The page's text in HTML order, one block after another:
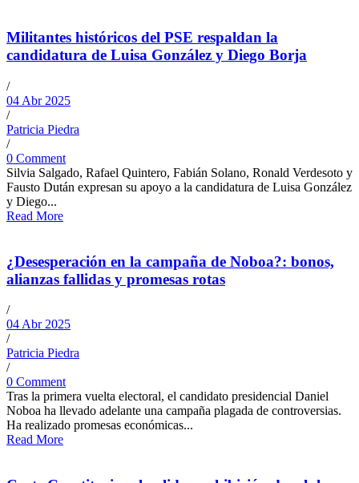
Militantes históricos del PSE respaldan la
candidatura de Luisa González y Diego Borja
/
04 Abr 2025
/
Patricia Piedra
/
0 Comment
Silvia Salgado, Rafael Quintero, Fabián Solano, Ronald Verdesoto y
Fausto Dután expresan su apoyo a la candidatura de Luisa González
y Diego...
Read More
¿Desesperación en la campaña de Noboa?: bonos,
alianzas fallidas y promesas rotas
/
04 Abr 2025
/
Patricia Piedra
/
0 Comment
Tras la primera vuelta electoral, el candidato presidencial Daniel
Noboa ha llevado adelante una campaña plagada de controversias.
Ha realizado promesas económicas...
Read More